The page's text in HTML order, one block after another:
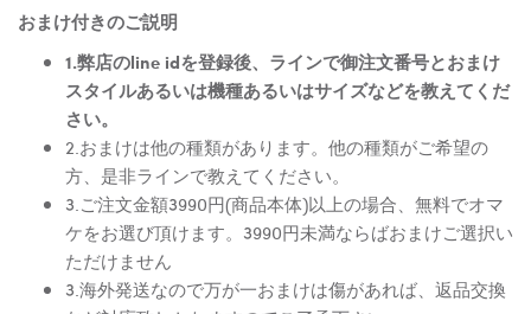
おまけ付きのご説明
1.弊店のline idを登録後、ラインで御注文番号とおまけ
スタイルあるいは機種あるいはサイズなどを教えてくだ
さい。
2.おまけは他の種類があります。他の種類がご希望の
方、是非ラインで教えてください。
3.ご注文金額3990円(商品本体)以上の場合、無料でオマ
ケをお選び頂けます。3990円未満ならばおまけご選択い
ただけません
3.海外発送なので万が一おまけは傷があれば、返品交換